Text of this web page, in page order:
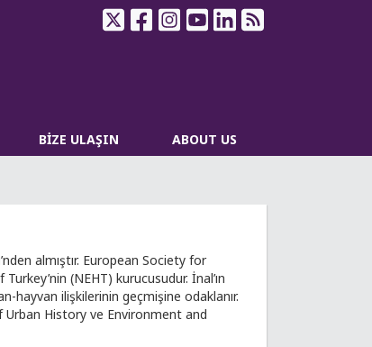
BİZE ULAŞIN ABOUT US
almıştır. European Society for
(NEHT) kurucusudur. İnal’ın
hayvan ilişkilerinin geçmişine odaklanır.
History ve Environment and